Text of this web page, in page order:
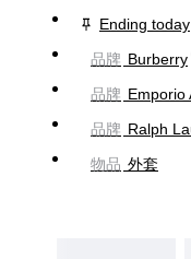
Ending today
品牌 Burberry
品牌 Emporio
品牌 Ralph
物品 外套